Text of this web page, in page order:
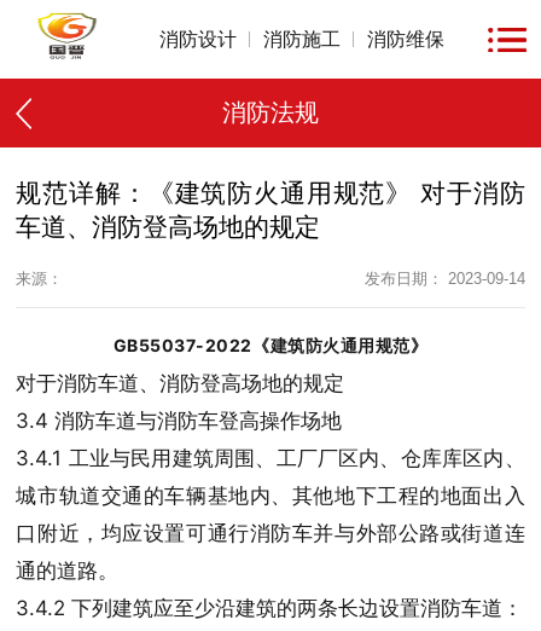
消防设计 消防施工 消防维保
消防法规
规范详解：《建筑防火通用规范》 对于消防
车道、消防登高场地的规定
来源： 发布日期： 2023-09-14
GB55037-2022《建筑防火通用规范》
对于消防车道、消防登高场地的规定
3.4 消防车道与消防车登高操作场地
3.4.1 工业与民用建筑周围、工厂厂区内、仓库库区内、
城市轨道交通的车辆基地内、其他地下工程的地面出入
口附近，均应设置可通行消防车并与外部公路或街道连
通的道路。
3.4.2 下列建筑应至少沿建筑的两条长边设置消防车道：